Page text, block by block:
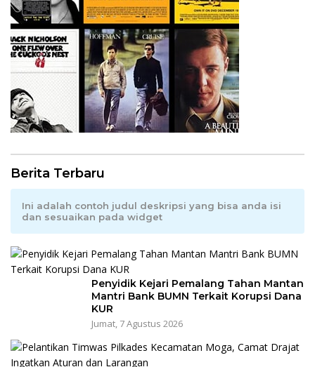
Berita Terbaru
Ini adalah contoh judul deskripsi yang bisa anda isi
dan sesuaikan pada widget
Penyidik Kejari Pemalang Tahan Mantan
Mantri Bank BUMN Terkait Korupsi Dana
KUR
Jumat, 7 Agustus 2026